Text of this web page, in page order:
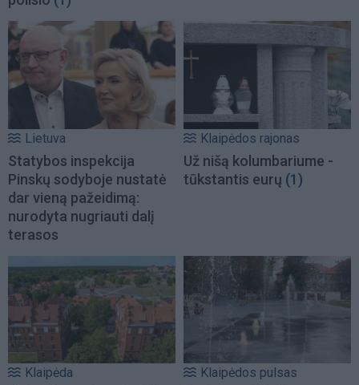
Lietuva
Statybos inspekcija
Pinskų sodyboje nustatė
dar vieną pažeidimą:
nurodyta nugriauti dalį
terasos
Klaipėdos rajonas
Už nišą kolumbariume -
tūkstantis eurų (1)
Klaipėda Klaipėdos pulsas